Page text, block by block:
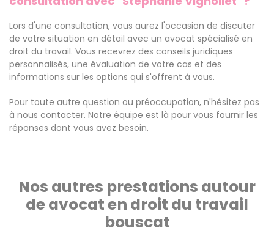
Lors d'une consultation, vous aurez l'occasion de discuter
de votre situation en détail avec un avocat spécialisé en
droit du travail. Vous recevrez des conseils juridiques
personnalisés, une évaluation de votre cas et des
informations sur les options qui s'offrent à vous.
Pour toute autre question ou préoccupation, n'hésitez pas
à nous contacter. Notre équipe est là pour vous fournir les
réponses dont vous avez besoin.
Nos autres prestations autour
de avocat en droit du travail
bouscat